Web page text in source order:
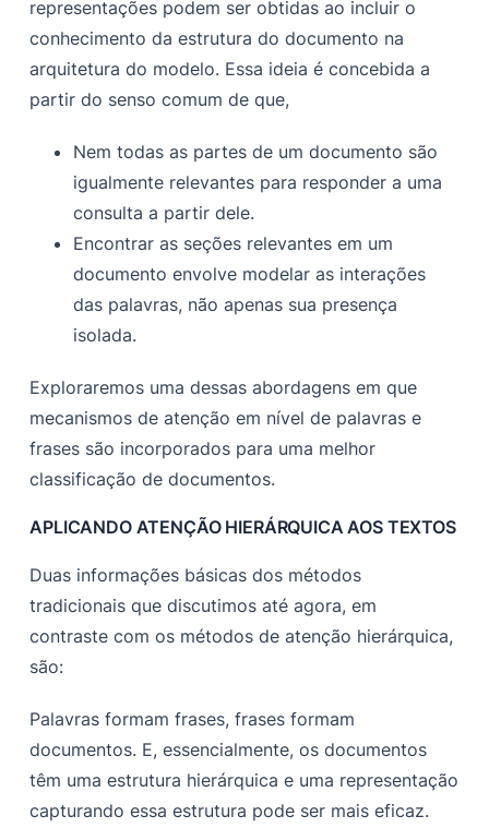
representações podem ser obtidas ao incluir o
conhecimento da estrutura do documento na
arquitetura do modelo. Essa ideia é concebida a
partir do senso comum de que,
Nem todas as partes de um documento são
igualmente relevantes para responder a uma
consulta a partir dele.
Encontrar as seções relevantes em um
documento envolve modelar as interações
das palavras, não apenas sua presença
isolada.
Exploraremos uma dessas abordagens em que
mecanismos de atenção em nível de palavras e
frases são incorporados para uma melhor
classificação de documentos.
APLICANDO ATENÇÃO HIERÁRQUICA AOS TEXTOS
Duas informações básicas dos métodos
tradicionais que discutimos até agora, em
contraste com os métodos de atenção hierárquica,
são:
Palavras formam frases, frases formam
documentos. E, essencialmente, os documentos
têm uma estrutura hierárquica e uma representação
capturando essa estrutura pode ser mais eficaz.